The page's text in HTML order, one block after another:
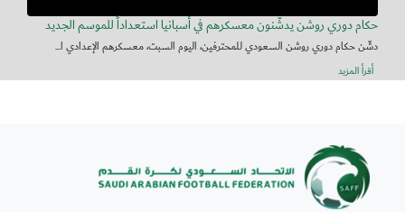
حكام دوري روشن يدشّنون معسكرهم في أسبانيا استعداداً للموسم الجديد
دشّن حكام دوري روشن السعودي للمحترفين، اليوم السبت، معسكرهم الإعدادي ا...
أقرأ المزيد